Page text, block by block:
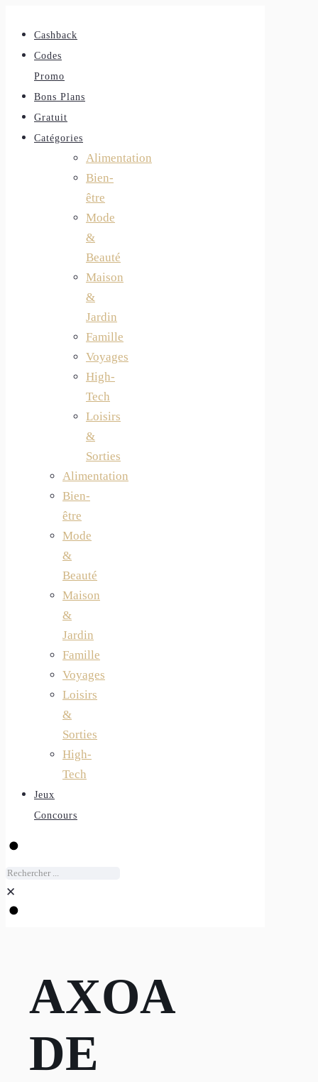
Cashback
Codes
Promo
Bons Plans
Gratuit
Catégories
Alimentation
Bien-
être
Mode
&
Beauté
Maison
&
Jardin
Famille
Voyages
High-
Tech
Loisirs
&
Sorties
Alimentation
Bien-
être
Mode
&
Beauté
Maison
&
Jardin
Famille
Voyages
Loisirs
&
Sorties
High-
Tech
Jeux
Concours
✕
AXOA
DE